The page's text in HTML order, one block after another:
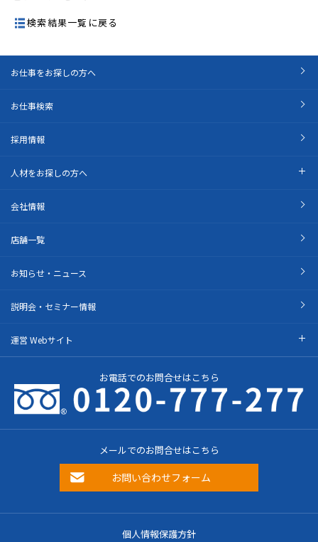
検索結果一覧に戻る
お仕事をお探しの方へ
お仕事検索
採用情報
人材をお探しの方へ
会社情報
店舗一覧
お知らせ・ニュース
説明会・セミナー情報
運営 Webサイト
お電話でのお問合せはこちら
メールでのお問合せはこちら
お問い合わせフォーム
個人情報保護方針